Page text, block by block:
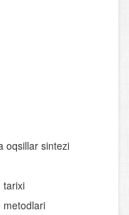
oqsillar sintezi
tarixi
metodlari